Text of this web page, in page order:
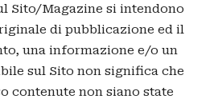
Sito/Magazine si intendono
di pubblicazione ed il
una informazione e/o un
sul Sito non significa che
contenute non siano state